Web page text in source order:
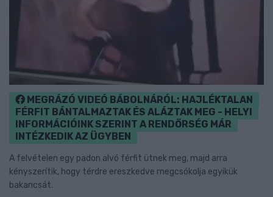
MEGRÁZÓ VIDEÓ BÁBOLNÁRÓL: HAJLÉKTALAN
FÉRFIT BÁNTALMAZTAK ÉS ALÁZTAK MEG - HELYI
INFORMÁCIÓINK SZERINT A RENDŐRSÉG MÁR
INTÉZKEDIK AZ ÜGYBEN
A felvételen egy padon alvó férfit ütnek meg, majd arra
kényszerítik, hogy térdre ereszkedve megcsókolja egyikük
bakancsát.